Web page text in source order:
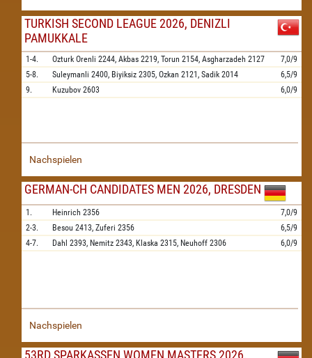
TURKISH SECOND LEAGUE 2026, DENIZLI
PAMUKKALE
1-4. Ozturk Orenli 2244, Akbas 2219, Torun 2154, Asgharzadeh 2127
7,0/9
5-8.
Suleymanli 2400, Biyiksiz 2305, Ozkan 2121, Sadik 2014
6,5/9
9.
Kuzubov 2603 6,0/9
Nachspielen
GERMAN-CH CANDIDATES MEN 2026, DRESDEN
1. Heinrich 2356
7,0/9
2-3.
Besou 2413, Zuferi 2356
6,5/9
4-7.
Dahl 2393, Nemitz 2343, Klaska 2315, Neuhoff 2306 6,0/9
Nachspielen
53RD SPARKASSEN WOMEN MASTERS 2026,